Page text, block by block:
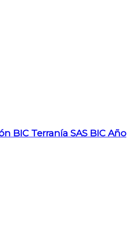
BIC Terranía SAS BIC Año